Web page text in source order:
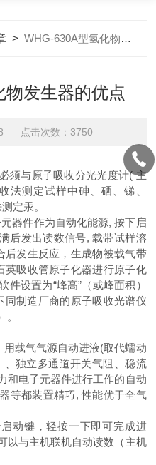
>WHG-630A型氢化物发生器的优点
发生器的优点
点击次数：3750
须与原子吸收分光光度计( 主
法测定试样中砷、硒、锑、
定汞。
器件作为自动化能源, 按下启
后发出读数信号, 载带试样溶
后发生反应，生成物被载气带
英吸收管原子化器进行原子化
设置为“峰高”（或峰面积）
同制造厂商的原子吸收光谱仪
载气气源自动进液(取代蠕动
独立多通道开关气阻、稳流
和电子元器件进行工作的自动
等都装置精巧, 性能优于全气
动键，轻按一下即可完成进
以与主机联机自动读数（主机